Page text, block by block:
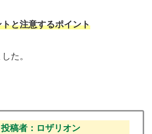
と注意するポイント
た。
投稿者：ロザリオン